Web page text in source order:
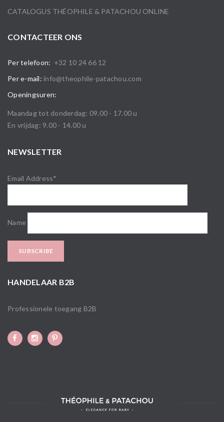
CATALOGUS THÉOPHILE & PATACHOU ONLINE
CONTACTEER ONS
Per telefoon: +32 10 24 66 12
Per e-mail: info@theophile-patachou.com
Openingsuren:
Maandag tot donderdag: 09.00 - 17.00 u
En vrijdag: 9.00 - 14.00 u
NEWSLETTER
Email Address*
Name
HANDELAAR B2B
Professionele toegang B2B